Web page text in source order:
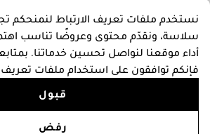
أضف إلى السلة
العروض
التبديل و الاسترجاع
الدفع
اسئلة و اجوبة
برنامج نقاط المكافات
عن بشرة كير
المدونون
سياسات
سياسة الخصوصية والأمان
نستخدم ملفات تعريف الارتباط لنمنحكم
سلاسة، ونقدّم محتوى وعروضًا تناسب
أداء موقعنا لنواصل تحسين خدماتنا.
فإنكم توافقون على استخدام ملفات تعريف
قبول
رفض